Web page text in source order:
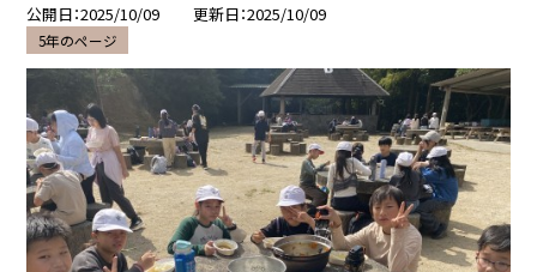
公開日 2025/10/09 更新日 2025/10/09
5年のページ